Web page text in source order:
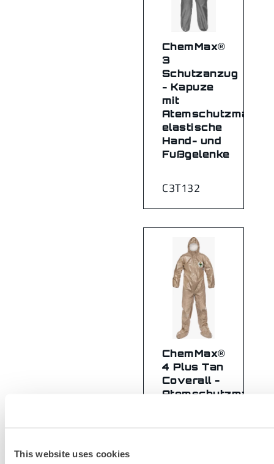
This website uses cookies
C3T132
ChemMax®
3
Schutzanzug
- Kapuze
mit
Atemschutzmaske,
elastische
Hand- und
Fußgelenke
ChemMax®
4 Plus Tan
Coverall -
Atemschutzmaske